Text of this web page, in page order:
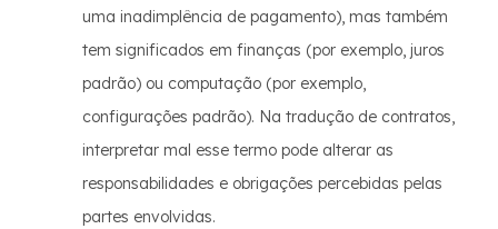
uma inadimplência de pagamento), mas também
tem significados em finanças (por exemplo, juros
padrão) ou computação (por exemplo,
configurações padrão). Na tradução de contratos,
interpretar mal esse termo pode alterar as
responsabilidades e obrigações percebidas pelas
partes envolvidas.